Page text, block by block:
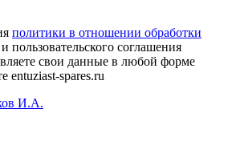
политики в отношении обработки
и пользовательского соглашения
свои данные в любой форме
entuziast-spares.ru
И.А.